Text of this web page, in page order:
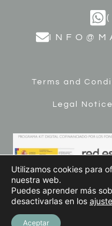
Terms and
Legal Notice
© 2023 MARIO
Utilizamos cookies para
nuestra web.
Puedes aprender más
desactivarlas en los
Aceptar